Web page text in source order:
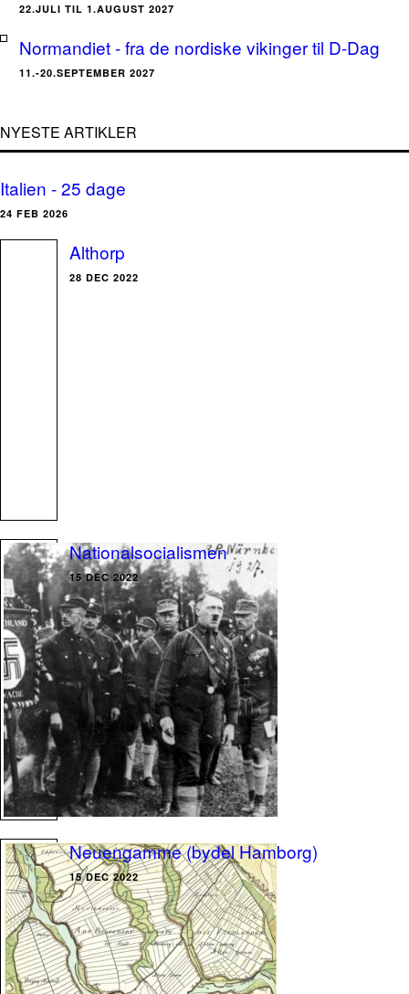
22.JULI TIL 1.AUGUST 2027
Normandiet - fra de nordiske vikinger til D-Dag
11.-20.SEPTEMBER 2027
NYESTE ARTIKLER
Italien - 25 dage
24 FEB 2026
Althorp
28 DEC 2022
Nationalsocialismen
15 DEC 2022
Neuengamme (bydel Hamborg)
15 DEC 2022